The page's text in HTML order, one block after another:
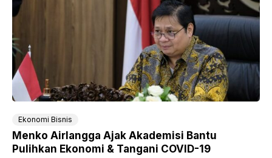
Ekonomi Bisnis
Menko Airlangga Ajak Akademisi Bantu
Pulihkan Ekonomi & Tangani COVID-19